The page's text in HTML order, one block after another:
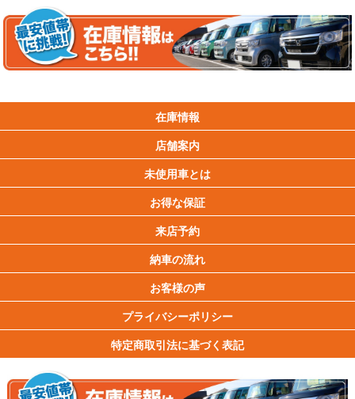
在庫情報
店舗案内
未使用車とは
お得な保証
来店予約
納車の流れ
お客様の声
プライバシーポリシー
特定商取引法に基づく表記